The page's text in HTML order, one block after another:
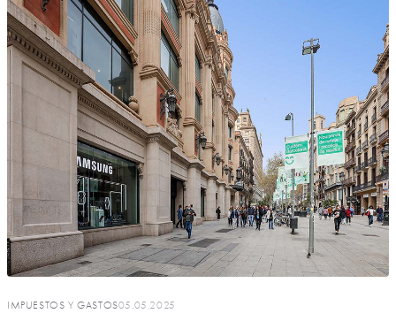
IMPUESTOS Y GASTOS05.05.2025